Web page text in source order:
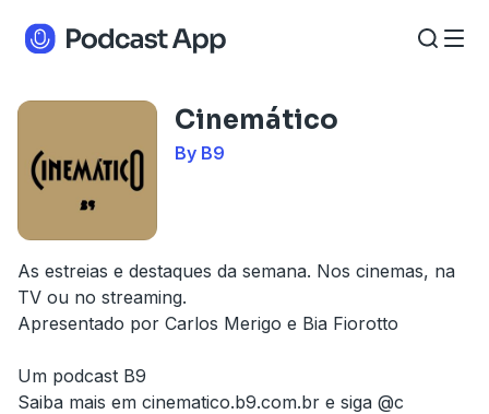
Cinemático
By B9
As estreias e destaques da semana. Nos cinemas, na
TV ou no streaming.
Apresentado por Carlos Merigo e Bia Fiorotto
Um podcast B9
Saiba mais em cinematico.b9.com.br e siga @c